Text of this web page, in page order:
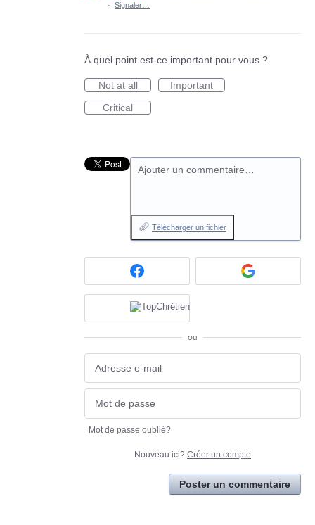
· Signaler…
À quel point est-ce important pour vous ?
Not at all
Important
Critical
Ajouter un commentaire…
Télécharger un fichier
ou
Mot de passe oublié?
Nouveau ici? Créer un compte
Poster un commentaire